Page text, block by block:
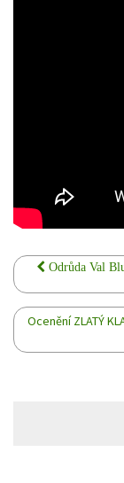
Odrůda Val
Ocenění ZLATÝ